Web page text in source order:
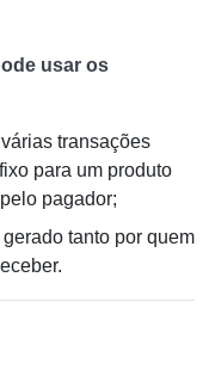
usar os
transações
para um produto
pagador;
tanto por quem